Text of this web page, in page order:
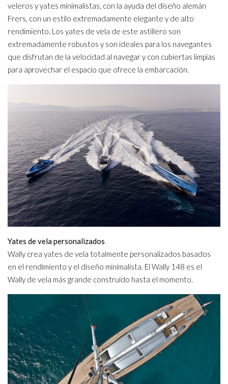
veleros y yates minimalistas, con la ayuda del diseño alemán
Frers, con un estilo extremadamente elegante y de alto
rendimiento. Los yates de vela de este astillero son
extremadamente robustos y son ideales para los navegantes
que disfrutan de la velocidad al navegar y con cubiertas limpias
para aprovechar el espacio que ofrece la embarcación.
Yates de vela personalizados
Wally crea yates de vela totalmente personalizados basados
en el rendimiento y el diseño minimalista. El Wally 148 es el
Wally de vela más grande construido hasta el momento.